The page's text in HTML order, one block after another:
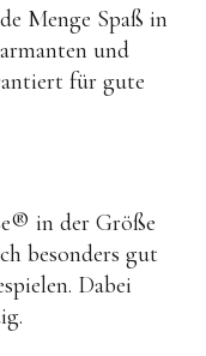
Menge Spaß in
und
für gute
in der Größe
besonders gut
Dabei